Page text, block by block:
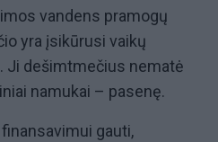
vandens pramogų
yra įsikūrusi vaikų
Ji dešimtmečius nematė
namukai – pasenę.
gauti,